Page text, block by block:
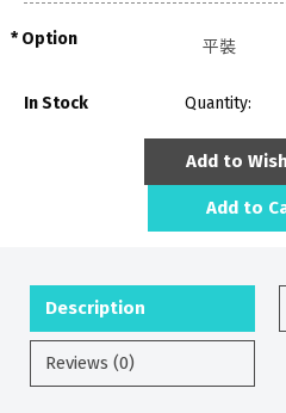
Option
In Stock Quantity:
Add to
Add to
Description
Reviews (0)